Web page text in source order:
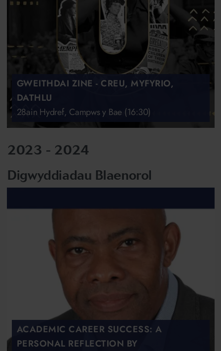
GWEITHDAI ZINE - CREU, MYFYRIO,
DATHLU
28ain Hydref, Campws y Bae (16:30)
2023 - 2024
Digwyddiadau Blaenorol
ACADEMIC CAREER SUCCESS: A
PERSONAL REFLECTION BY